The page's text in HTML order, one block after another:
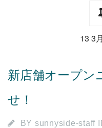
13 3
新店舗オープン
せ！
BY sunnyside-staff